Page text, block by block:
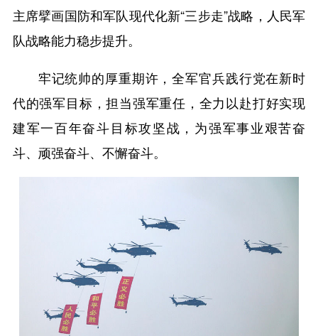
主席擘画国防和军队现代化新“三步走”战略，人民军
队战略能力稳步提升。
牢记统帅的厚重期许，全军官兵践行党在新时
代的强军目标，担当强军重任，全力以赴打好实现
建军一百年奋斗目标攻坚战，为强军事业艰苦奋
斗、顽强奋斗、不懈奋斗。